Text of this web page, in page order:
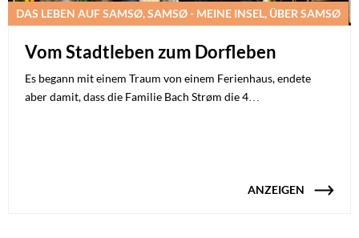
DAS LEBEN AUF SAMSØ, SAMSØ - MEINE INSEL, ÜBER SAMSØ
Vom Stadtleben zum Dorfleben
Es begann mit einem Traum von einem Ferienhaus, endete
aber damit, dass die Familie Bach Strøm die 4…
ANZEIGEN